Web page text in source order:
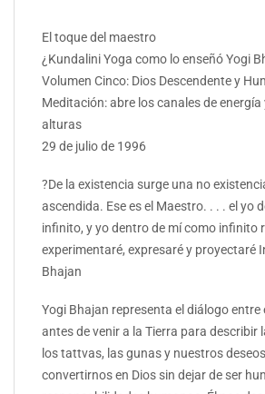
El toque del maestro
¿Kundalini Yoga como lo enseñó Yogi
Volumen Cinco: Dios Descendente y
Meditación: abre los canales de energía
alturas
29 de julio de 1996
?De la existencia surge una no
ascendida. Ese es el Maestro. . . . el yo
infinito, y yo dentro de mí como infinito
experimentaré, expresaré y proyectaré
Bhajan
Yogi Bhajan representa el diálogo entre
antes de venir a la Tierra para describir
los tattvas, las gunas y nuestros
convertirnos en Dios sin dejar de ser